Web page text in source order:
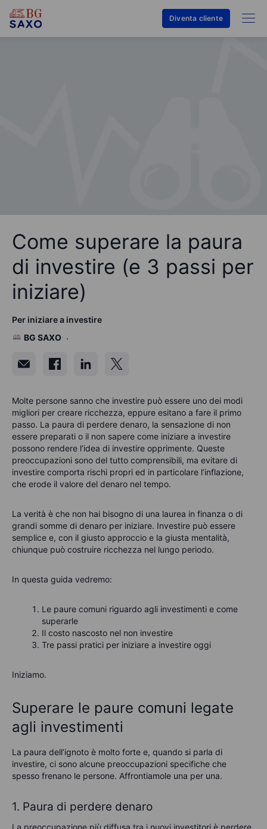
Diventa cliente
Come superare la paura
di investire (e 3 passi per
iniziare)
Per iniziare a investire
BG SAXO
Molte persone sanno che investire può essere uno dei modi
migliori per creare ricchezza, eppure esitano a fare il primo
passo. La paura di perdere denaro, la sensazione di non
essere preparati o il non sapere come iniziare a investire
possono rendere l’idea di investire opprimente. Queste
preoccupazioni sono del tutto comprensibili, ma evitare di
investire comporta rischi propri ed in particolare l’inflazione,
che erode il valore del denaro nel tempo.
La verità è che non hai bisogno di una laurea in finanza o di
grandi somme di denaro per iniziare. Investire può essere
semplice e, con il giusto approccio e la giusta mentalità,
chiunque può costruire ricchezza nel lungo periodo.
In questa guida vedremo:
Le paure comuni riguardo agli investimenti e come
superarle
Il costo nascosto nel non investire
Tre passi pratici per iniziare a investire oggi
Iniziamo.
Superare le paure comuni legate
agli investimenti
La paura dell’ignoto è molto forte e, quando si parla di
investire, ci sono alcune preoccupazioni specifiche che
spesso frenano le persone. Affrontiamole una per una.
1. Paura di perdere denaro
La preoccupazione più diffusa tra i nuovi investitori è perdere